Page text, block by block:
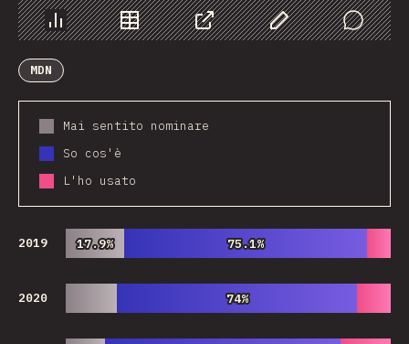
Grafico Dati CondividerePersonalizza i dati
Comments
MDN
Mai sentito nominare
So cos'è
L'ho usato
2019 17.9%
17.9% 75.1%
75.1%
2020 74%
74%